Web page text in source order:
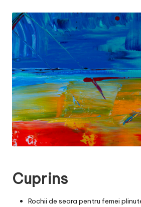
Cuprins
Rochii de seara pentru femei